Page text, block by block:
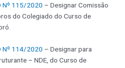
Nº 115/2020 – Designar Comissão
do Colegiado do Curso de
Nº 114/2020 – Designar para
– NDE, do Curso de